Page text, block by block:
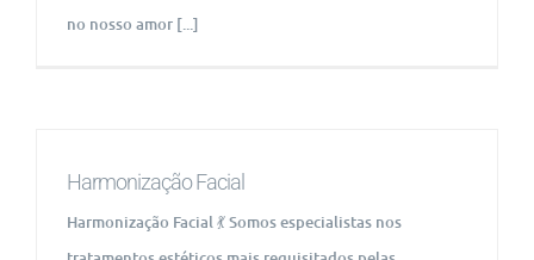
no nosso amor [...]
Harmonização Facial
Harmonização Facial 💃 Somos especialistas nos